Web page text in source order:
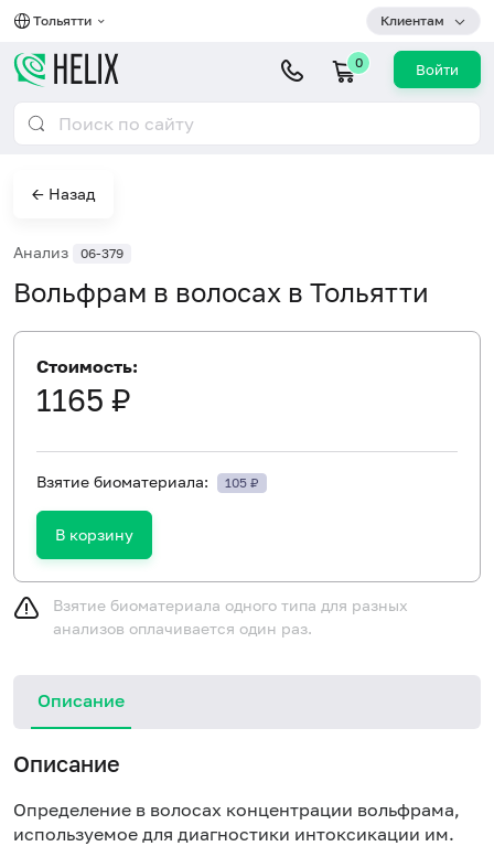
Тольятти Клиентам
0 Войти
← Назад
Анализ 06-379
Вольфрам в волосах в Тольятти
Стоимость:
1165 ₽
Взятие биоматериала: 105 ₽
В корзину
Взятие биоматериала одного типа для разных
анализов оплачивается один раз.
Описание
Описание
Определение в волосах концентрации вольфрама,
используемое для диагностики интоксикации им.